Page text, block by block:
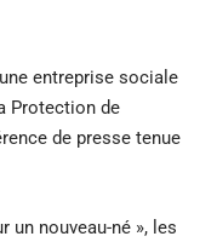
entreprise sociale
Protection de
de presse tenue
un nouveau-né », les